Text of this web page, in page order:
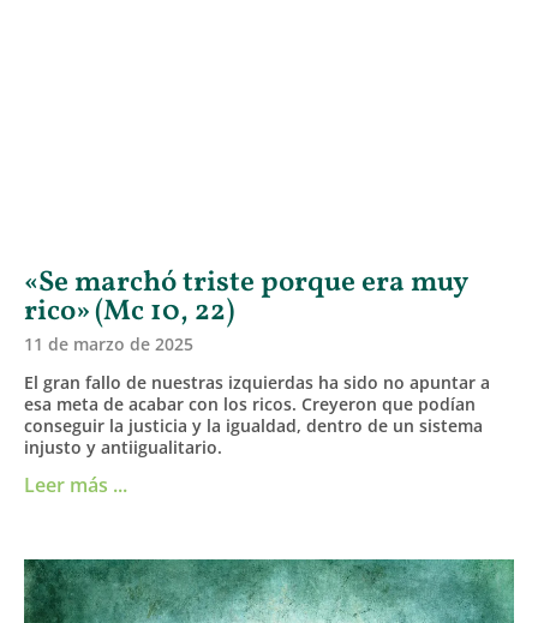
«Se marchó triste porque era muy
rico» (Mc 10, 22)
11 de marzo de 2025
El gran fallo de nuestras izquierdas ha sido no apuntar a
esa meta de acabar con los ricos. Creyeron que podían
conseguir la justicia y la igualdad, dentro de un sistema
injusto y antiigualitario.
Leer más ...